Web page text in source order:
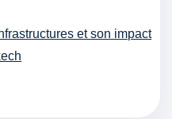
et son impact